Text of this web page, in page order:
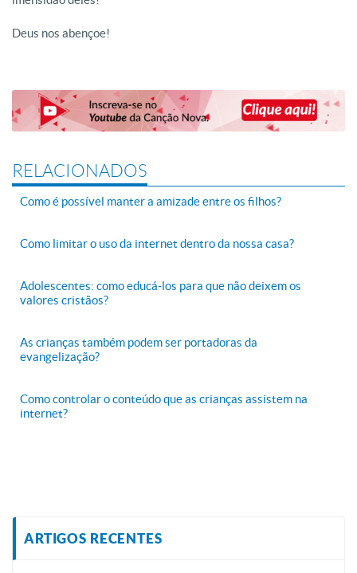
Deus nos abençoe!
RELACIONADOS
Como é possível manter a amizade entre os filhos?
Como limitar o uso da internet dentro da nossa casa?
Adolescentes: como educá-los para que não deixem os
valores cristãos?
As crianças também podem ser portadoras da
evangelização?
Como controlar o conteúdo que as crianças assistem na
internet?
ARTIGOS RECENTES